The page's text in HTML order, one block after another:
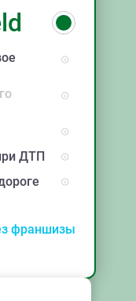
ДТП
франшизы